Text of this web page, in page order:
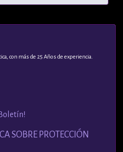
con más de 25 Años de experiencia.
SOBRE PROTECCIÓN